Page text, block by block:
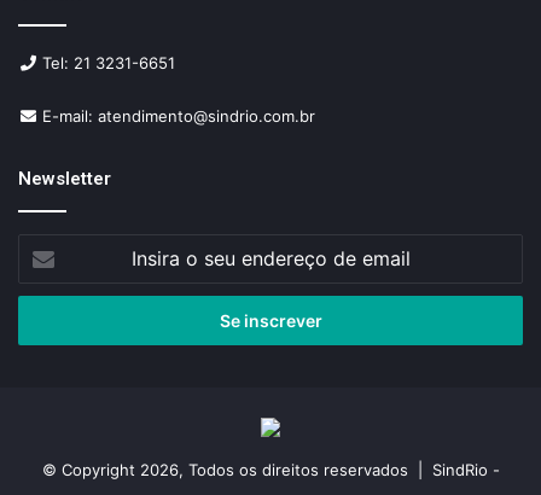
Tel: 21 3231-6651
E-mail: atendimento@sindrio.com.br
Newsletter
seu
de
© Copyright 2026, Todos os direitos reservados | SindRio -